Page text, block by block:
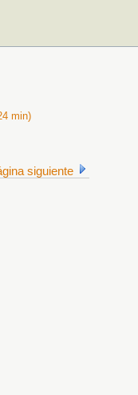
min)
siguiente